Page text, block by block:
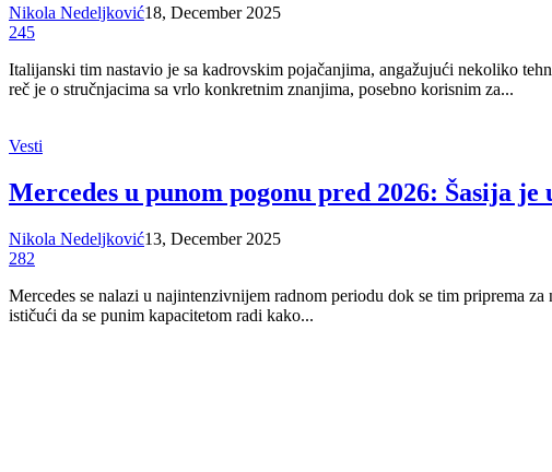
Nikola Nedeljković18, December 2025
245
Italijanski tim nastavio je sa kadrovskim pojačanjima, angažujući nekoliko
reč je o stručnjacima sa vrlo konkretnim znanjima, posebno korisnim za...
Vesti
Mercedes u punom pogonu pred 2026: Šasija
Nikola Nedeljković13, December 2025
282
Mercedes se nalazi u najintenzivnijem radnom periodu dok se tim priprema
ističući da se punim kapacitetom radi kako...